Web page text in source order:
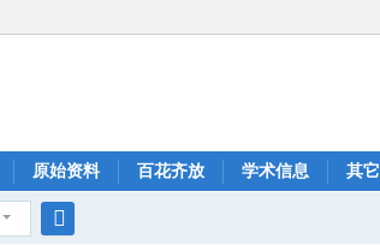
原始资料 百花齐放 学术信息 其它